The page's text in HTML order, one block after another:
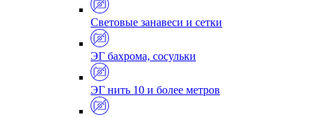
Световые занавеси и сетки
ЭГ бахрома, сосульки
ЭГ нить 10 и более метров